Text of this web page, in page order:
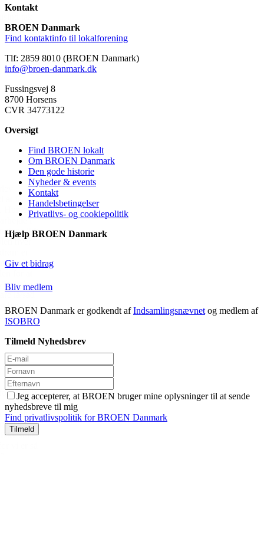
Kontakt
BROEN Danmark
Find kontaktinfo til lokalforening
Tlf: 2859 8010 (BROEN Danmark)
info@broen-danmark.dk
Fussingsvej 8
8700 Horsens
CVR 34773122
Oversigt
Find BROEN lokalt
Om BROEN Danmark
Den gode historie
Nyheder & events
Kontakt
Handelsbetingelser
Privatlivs- og cookiepolitik
Hjælp BROEN Danmark
Giv et bidrag
Bliv medlem
BROEN Danmark er godkendt afIndsamlingsnævnet og medlem af
ISOBRO
Tilmeld Nyhedsbrev
Jeg accepterer, at BROEN bruger mine oplysninger til at sende
nyhedsbreve til mig
Find privatlivspolitik for BROEN Danmark